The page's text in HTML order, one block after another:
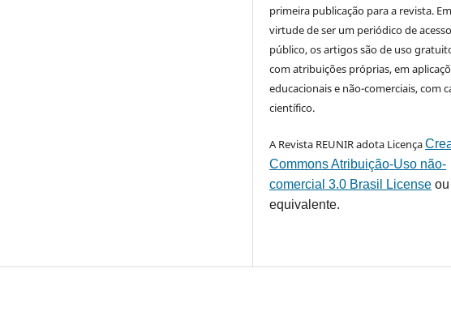
primeira publicação para a revista. Em
virtude de ser um periódico de acesso
público, os artigos são de uso
com atribuições próprias, em
educacionais e não-comerciais, com
científico.
A Revista REUNIR adota Licença
Commons Atribuição-Uso não-
comercial 3.0 Brasil License
equivalente.